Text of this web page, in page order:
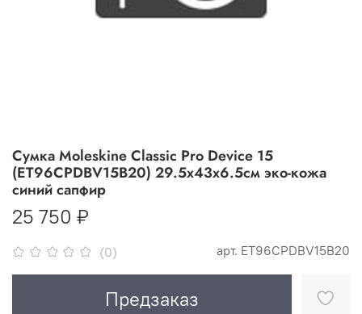
(0) арт. ET96CPDBV15B20
Сумка Moleskine Classic Pro Device 15
(ET96CPDBV15B20) 29.5x43x6.5см эко-кожа
синий сапфир
25 750 ₽
Предзаказ